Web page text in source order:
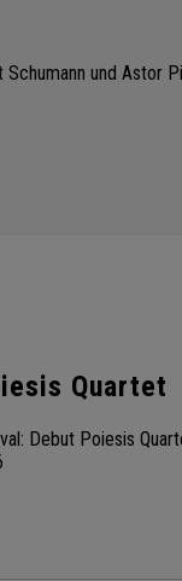
und Astor
Quartet
Debut Poiesis